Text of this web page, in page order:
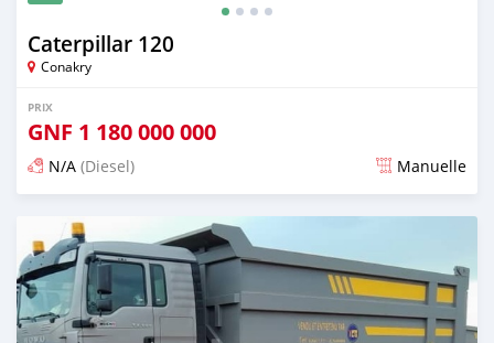
Caterpillar 120
Conakry
PRIX
GNF 1 180 000 000
N/A (Diesel) Manuelle